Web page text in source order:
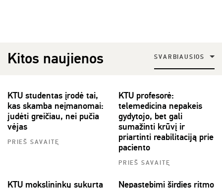
Kitos naujienos SVARBIAUSIOS
KTU studentas įrodė tai,
kas skamba neįmanomai:
judėti greičiau, nei pučia
vėjas
PRIEŠ SAVAITĘ
KTU profesorė:
telemedicina nepakeis
gydytojo, bet gali
sumažinti krūvį ir
priartinti reabilitaciją prie
paciento
PRIEŠ SAVAITĘ
KTU mokslininkų sukurta Nepastebimi širdies ritmo